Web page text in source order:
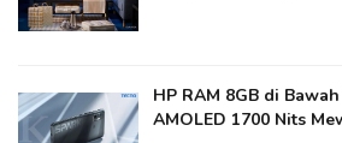
HP RAM 8GB di
AMOLED 1700 Nits